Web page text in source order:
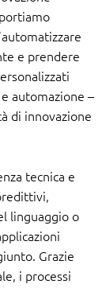
e prendere
automazione –
di innovazione
tecnica e
linguaggio o
Grazie
i processi